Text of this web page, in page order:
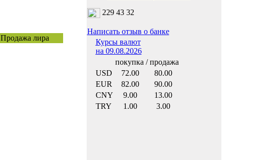
229 43 32
Написать отзыв о банке
Курсы валют
на 09.08.2026
покупка / продажа
USD
72.00
80.00
EUR
82.00
90.00
CNY
9.00
13.00
TRY
1.00 3.00
Продажа лира